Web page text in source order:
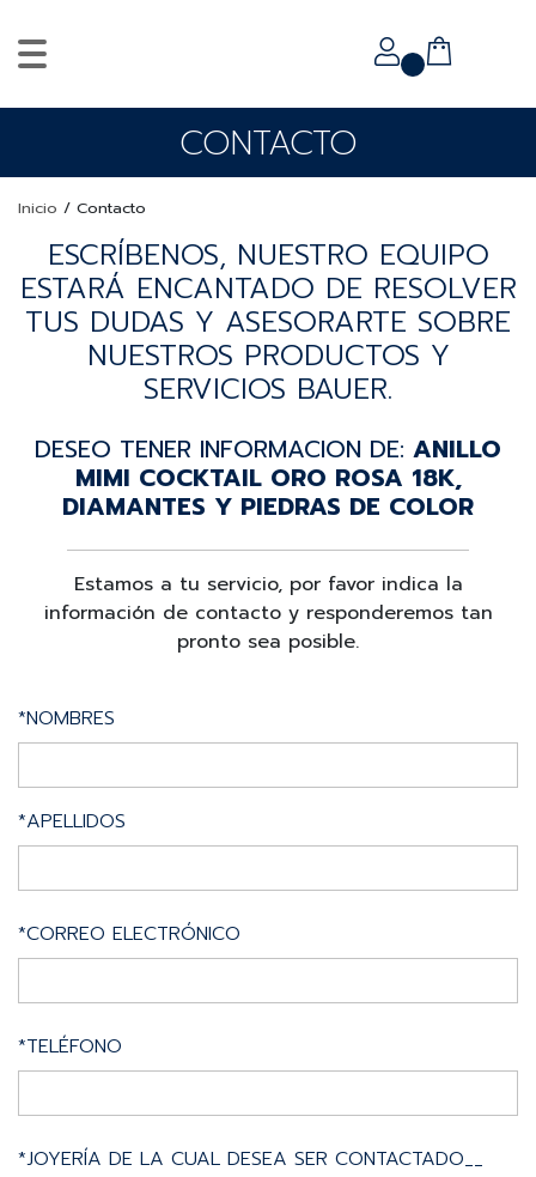
CONTACTO
Inicio / Contacto
ESCRÍBENOS, NUESTRO EQUIPO
ESTARÁ ENCANTADO DE RESOLVER
TUS DUDAS Y ASESORARTE SOBRE
NUESTROS PRODUCTOS Y
SERVICIOS BAUER.
DESEO TENER INFORMACION DE: ANILLO
MIMI COCKTAIL ORO ROSA 18K,
DIAMANTES Y PIEDRAS DE COLOR
Estamos a tu servicio, por favor indica la
información de contacto y responderemos tan
pronto sea posible.
*NOMBRES
*APELLIDOS
*CORREO ELECTRÓNICO
*TELÉFONO
*JOYERÍA DE LA CUAL DESEA SER CONTACTADO__